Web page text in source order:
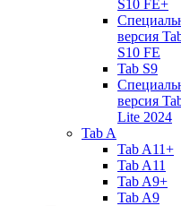
S10 FE+
версия
S10 FE
Tab S9
версия
Lite 2024
Tab A
Tab A11+
Tab A11
Tab A9+
Tab A9